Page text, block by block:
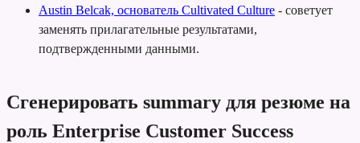
Austin Belcak, основатель Cultivated Culture - советует
заменять прилагательные результатами,
подтвержденными данными.
Сгенерировать summary для резюме на
роль Enterprise Customer Success